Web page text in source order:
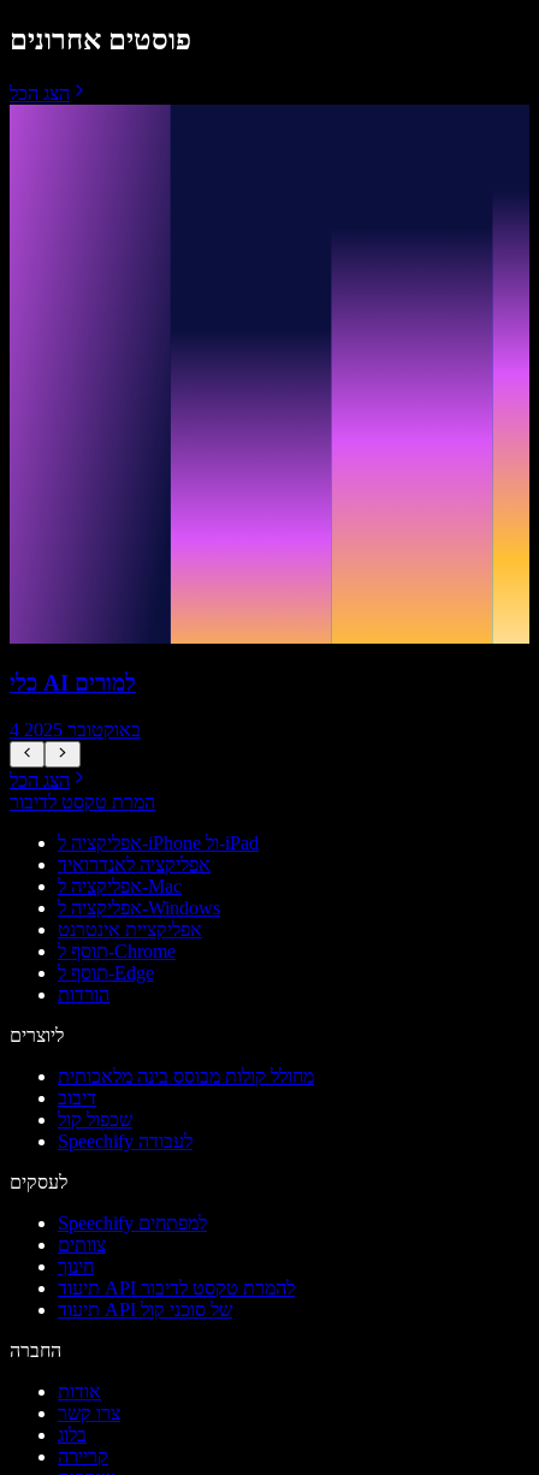
פוסטים אחרונים
הצג הכל
כלי AI למורים
4 באוקטובר 2025
הצג הכל
המרת טקסט לדיבור
אפליקציה ל-iPhone ול-iPad
אפליקציה לאנדרואיד
אפליקציה ל-Mac
אפליקציה ל-Windows
אפליקציית אינטרנט
תוסף ל-Chrome
תוסף ל-Edge
הורדות
ליוצרים
מחולל קולות מבוסס בינה מלאכותית
דיבוב
שכפול קול
Speechify לעבודה
לעסקים
Speechify למפתחים
צוותים
חינוך
תיעוד API להמרת טקסט לדיבור
תיעוד API של סוכני קול
החברה
אודות
צרו קשר
בלוג
קריירה